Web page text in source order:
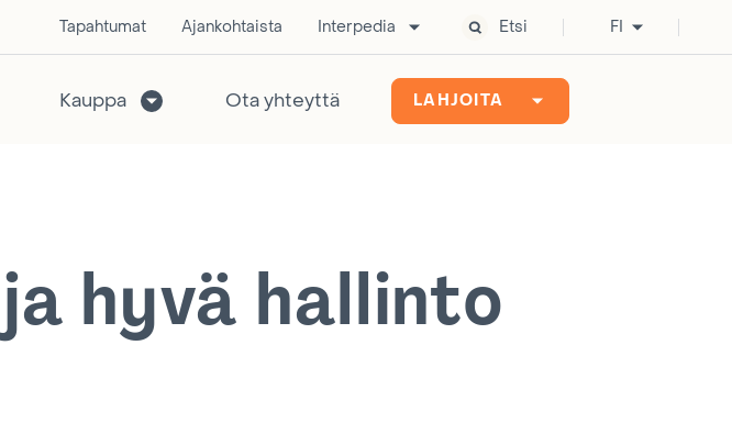
Tapahtumat Ajankohtaista Interpedia Etsi FI
Kauppa Ota yhteyttä LAHJOITA
hyvä hallinto